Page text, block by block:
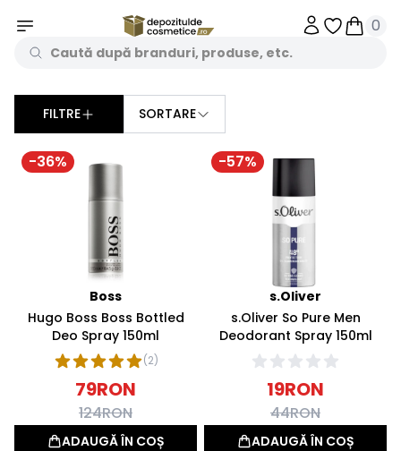
Obiecte
0
FILTRE SORTARE
-36%
Boss
Hugo Boss Boss Bottled
Deo Spray 150ml
(2)
79RON
124RON
ADAUGĂ ÎN COȘ
-57%
s.Oliver
s.Oliver So Pure Men
Deodorant Spray 150ml
19RON
44RON
ADAUGĂ ÎN COȘ